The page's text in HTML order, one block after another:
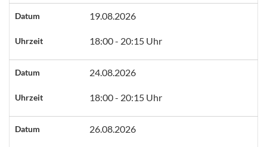
Datum 19.08.2026
Uhrzeit 18:00 - 20:15 Uhr
Datum 24.08.2026
Uhrzeit 18:00 - 20:15 Uhr
Datum 26.08.2026